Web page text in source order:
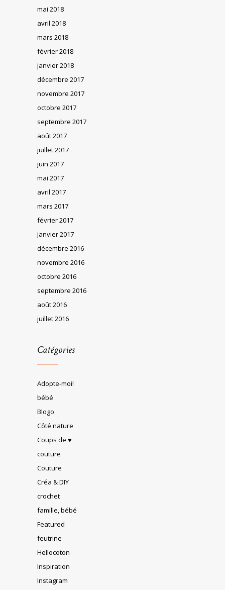
mai 2018
avril 2018
mars 2018
février 2018
janvier 2018
décembre 2017
novembre 2017
octobre 2017
septembre 2017
août 2017
juillet 2017
juin 2017
mai 2017
avril 2017
mars 2017
février 2017
janvier 2017
décembre 2016
novembre 2016
octobre 2016
septembre 2016
août 2016
juillet 2016
Catégories
Adopte-moi!
bébé
Blogo
Côté nature
Coups de ♥
couture
Couture
Créa & DIY
crochet
famille, bébé
Featured
feutrine
Hellocoton
Inspiration
Instagram